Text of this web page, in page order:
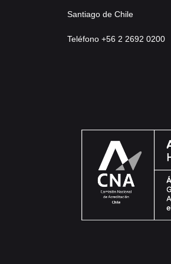
Santiago de Chile
Teléfono +56 2 2692 0200